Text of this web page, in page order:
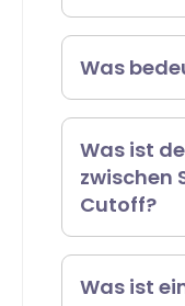
Eine Cut-
Off-
von
eine
aufweist.
Was
Die
bezieht
Was ist
zwischen
Cutoff?
Was ist